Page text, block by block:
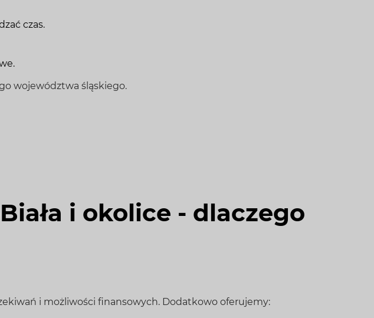
czas.
województwa śląskiego.
i okolice - dlaczego
i możliwości finansowych. Dodatkowo oferujemy: